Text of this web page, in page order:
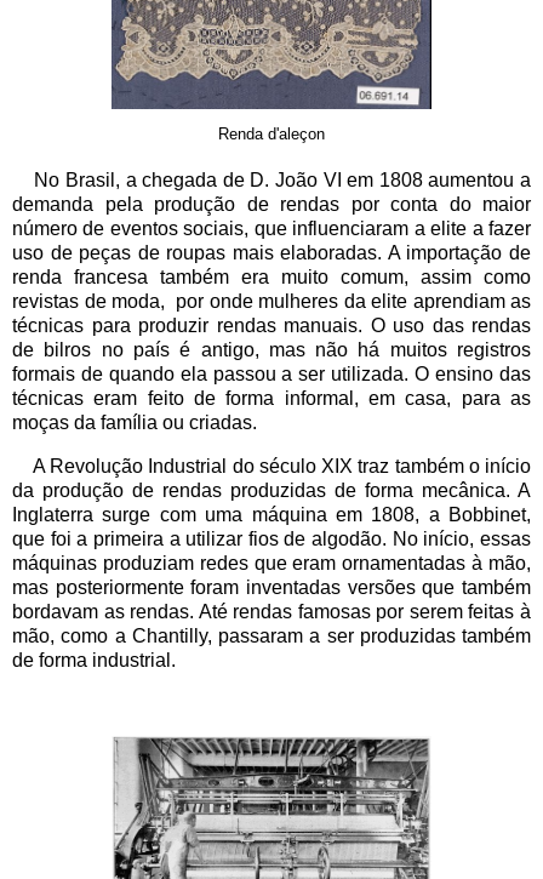
Renda d'aleçon
No Brasil, a chegada de D. João VI em 1808 aumentou a
demanda pela produção de rendas por conta do maior
número de eventos sociais, que influenciaram a elite a fazer
uso de peças de roupas mais elaboradas. A importação de
renda francesa também era muito comum, assim como
revistas de moda, por onde mulheres da elite aprendiam as
técnicas para produzir rendas manuais. O uso das rendas
de bilros no país é antigo, mas não há muitos registros
formais de quando ela passou a ser utilizada. O ensino das
técnicas eram feito de forma informal, em casa, para as
moças da família ou criadas.
A Revolução Industrial do século XIX traz também o início
da produção de rendas produzidas de forma mecânica. A
Inglaterra surge com uma máquina em 1808, a Bobbinet,
que foi a primeira a utilizar fios de algodão. No início, essas
máquinas produziam redes que eram ornamentadas à mão,
mas posteriormente foram inventadas versões que também
bordavam as rendas. Até rendas famosas por serem feitas à
mão, como a Chantilly, passaram a ser produzidas também
de forma industrial.